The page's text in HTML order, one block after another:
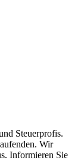
Steuerprofis.
Wir
Informieren Sie